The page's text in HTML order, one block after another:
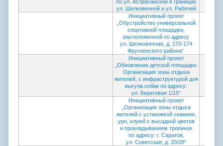
по ул. Астраханской в границах
ул. Шелковичной и ул. Рабочей
Инициативный проект
„Обустройство универсальной
спортивной площадки,
расположенной по адресу
ул. Шелковичная, д. 170-174
Фрунзенского района“
Инициативный проект
„Обновление детской площадки.
Организация зоны отдыха
жителей, с инфраструктурой для
выгула собак по адресу:
ул. Береговая 1/15“
Инициативный проект
„Организация зоны отдыха
жителей с установкой скамеек,
урн, клумб с высадкой цветов
и прокладыванием тропинок
по адресу: г. Саратов,
ул. Советская, д. 20/28“